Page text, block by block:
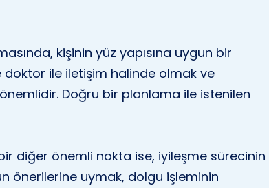
kişinin yüz yapısına uygun bir
doktor ile iletişim halinde olmak ve
Doğru bir planlama ile istenilen
diğer önemli nokta ise, iyileşme sürecinin
önerilerine uymak, dolgu işleminin